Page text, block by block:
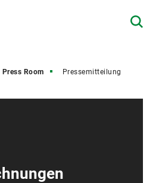
Press Room Pressemitteilung